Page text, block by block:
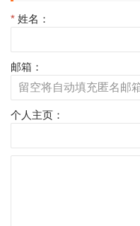
* 姓名：
邮箱：
个人主页：